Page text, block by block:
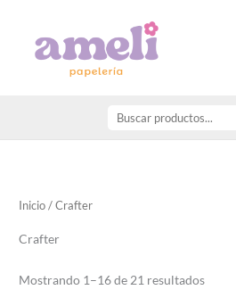
contenido
Inicio / Crafter
Crafter
Mostrando 1–16 de 21 resultados